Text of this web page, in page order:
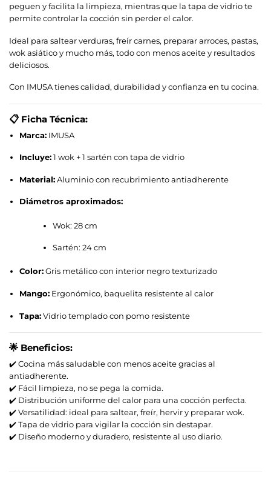
peguen y facilita la limpieza, mientras que la tapa de vidrio te
permite controlar la cocción sin perder el calor.
Ideal para saltear verduras, freír carnes, preparar arroces, pastas,
wok asiático y mucho más, todo con menos aceite y resultados
deliciosos.
Con IMUSA tienes calidad, durabilidad y confianza en tu cocina.
📋 Ficha Técnica:
Marca:IMUSA
Incluye:1 wok + 1 sartén con tapa de vidrio
Material:Aluminio con recubrimiento antiadherente
Diámetros aproximados:
Wok: 28 cm
Sartén: 24 cm
Color:Gris metálico con interior negro texturizado
Mango:Ergonómico, baquelita resistente al calor
Tapa:Vidrio templado con pomo resistente
🌟 Beneficios:
✔️ Cocina más saludable con menos aceite gracias al
antiadherente.
✔️ Fácil limpieza, no se pega la comida.
✔️ Distribución uniforme del calor para una cocción perfecta.
✔️ Versatilidad: ideal para saltear, freír, hervir y preparar wok.
✔️ Tapa de vidrio para vigilar la cocción sin destapar.
✔️ Diseño moderno y duradero, resistente al uso diario.